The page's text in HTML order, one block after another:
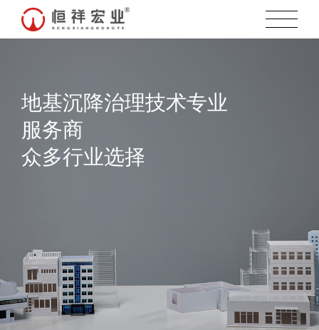
地基沉降治理技术专业
服务商
众多行业选择